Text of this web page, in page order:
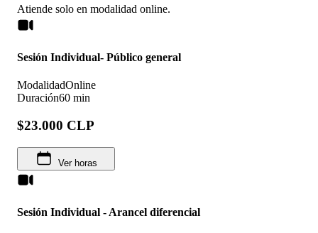
Atiende solo en modalidad online.
Sesión Individual- Público general
ModalidadOnline
Duración60 min
$23.000 CLP
Ver horas
Sesión Individual - Arancel diferencial